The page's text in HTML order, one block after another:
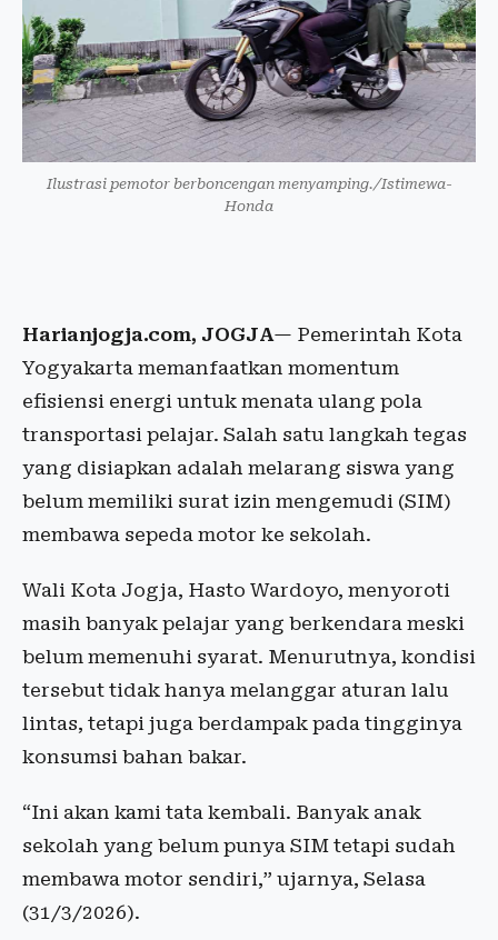
Ilustrasi pemotor berboncengan menyamping./Istimewa-
Honda
Harianjogja.com, JOGJA— Pemerintah Kota
Yogyakarta memanfaatkan momentum
efisiensi energi untuk menata ulang pola
transportasi pelajar. Salah satu langkah tegas
yang disiapkan adalah melarang siswa yang
belum memiliki surat izin mengemudi (SIM)
membawa sepeda motor ke sekolah.
Wali Kota Jogja, Hasto Wardoyo, menyoroti
masih banyak pelajar yang berkendara meski
belum memenuhi syarat. Menurutnya, kondisi
tersebut tidak hanya melanggar aturan lalu
lintas, tetapi juga berdampak pada tingginya
konsumsi bahan bakar.
“Ini akan kami tata kembali. Banyak anak
sekolah yang belum punya SIM tetapi sudah
membawa motor sendiri,” ujarnya, Selasa
(31/3/2026).